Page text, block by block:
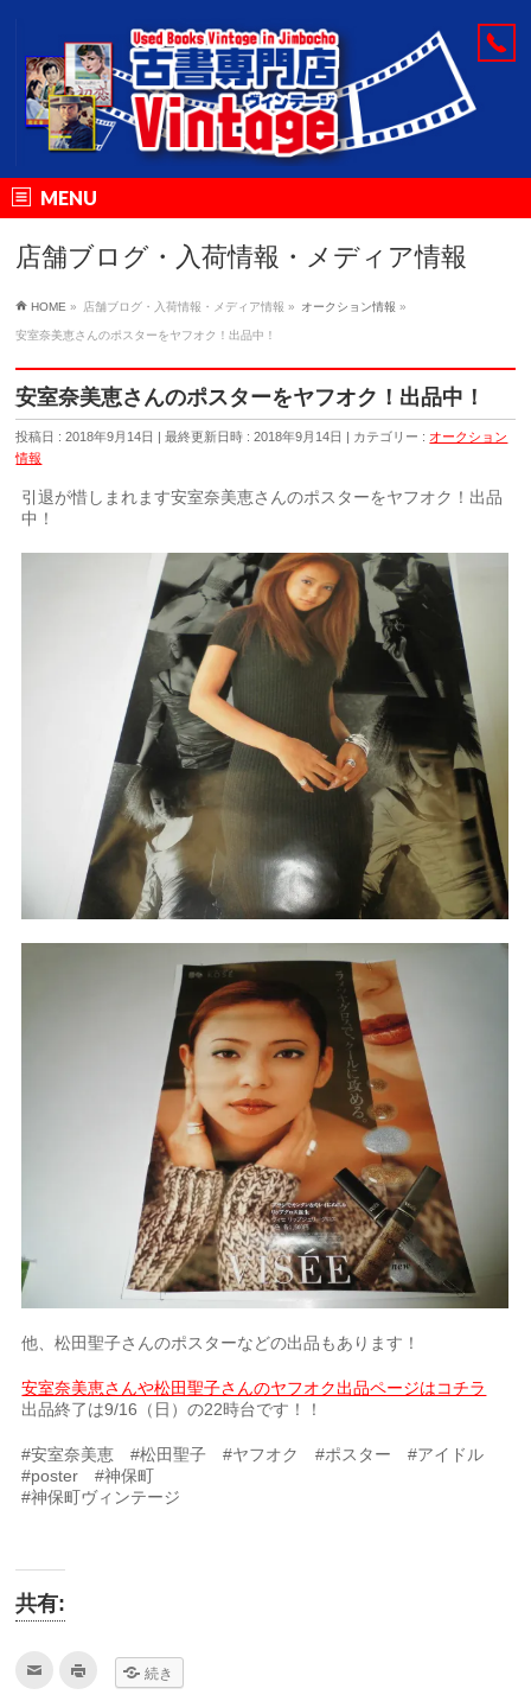
MENU
店舗ブログ・入荷情報・メディア情報
HOME » 店舗ブログ・入荷情報・メディア情報 » オークション情報 »
安室奈美恵さんのポスターをヤフオク！出品中！
安室奈美恵さんのポスターをヤフオク！出品中！
投稿日 : 2018年9月14日 最終更新日時 : 2018年9月14日 カテゴリー : オークション
情報
引退が惜しまれます安室奈美恵さんのポスターをヤフオク！出品
中！
他、松田聖子さんのポスターなどの出品もあります！
安室奈美恵さんや松田聖子さんのヤフオク出品ページはコチラ
出品終了は9/16（日）の22時台です！！
#安室奈美恵 #松田聖子 #ヤフオク #ポスター #アイドル
#poster #神保町
#神保町ヴィンテージ
共有:
続き